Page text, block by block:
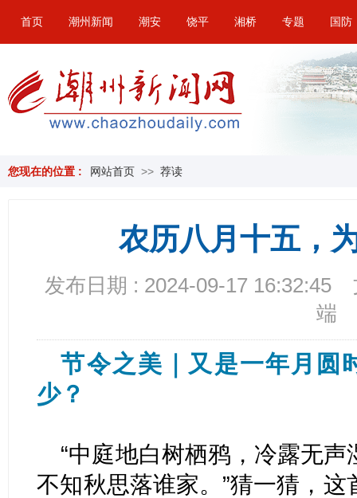
首页 潮州新闻 潮安 饶平 湘桥 专题 国防
您现在的位置 : 网站首页 >> 荐读
农历八月十五，
发布日期 : 2024-09-17 16:32:45
端
节令之美｜又是一年月圆
少？
“中庭地白树栖鸦，冷露无
不知秋思落谁家。”猜一猜，